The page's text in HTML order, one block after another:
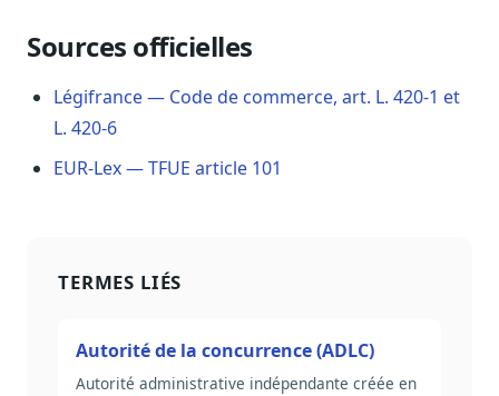
Sources officielles
Légifrance — Code de commerce, art. L. 420-1 et
L. 420-6
EUR-Lex — TFUE article 101
TERMES LIÉS
Autorité de la concurrence (ADLC)
Autorité administrative indépendante créée en